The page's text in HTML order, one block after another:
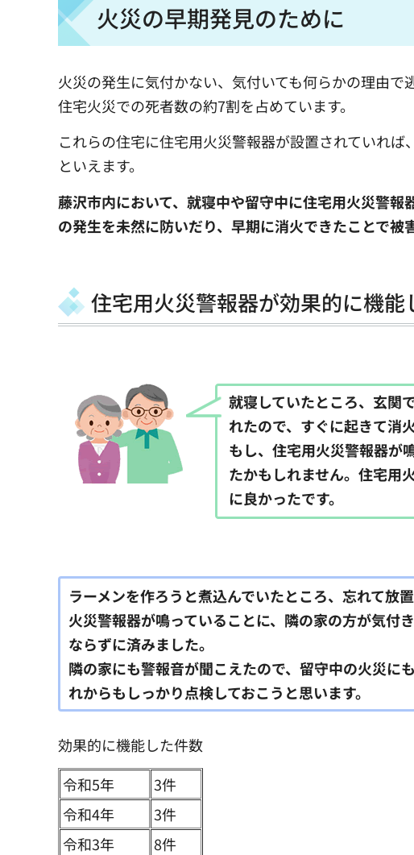
火災の早期発見のために
火災の発生に気付かない、気付いても何らかの理由
住宅火災での死者数の約7割を占めています。
これらの住宅に住宅用火災警報器が設置されていれ
といえます。
藤沢市内において、就寝中や留守中に住宅用火災警
の発生を未然に防いだり、早期に消火できたことで被
住宅用火災警報器が効果的に機能
就寝していたところ、玄関
れたので、すぐに起きて消
もし、住宅用火災警報器が
たかもしれません。住宅用
に良かったです。
ラーメンを作ろうと煮込んでいたところ、忘れて放
火災警報器が鳴っていることに、隣の家の方が気付
ならずに済みました。
隣の家にも警報音が聞こえたので、留守中の火災に
れからもしっかり点検しておこうと思います。
効果的に機能した件数
令和5年
3件
令和4年
3件
令和3年
8件